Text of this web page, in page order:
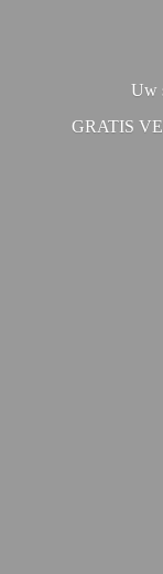
Uw
GRATIS